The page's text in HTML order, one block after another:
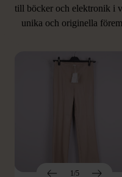
till böcker och elektronik i
unika och originella
Hitta produkter
1/5